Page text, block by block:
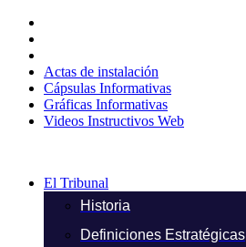
contenido
Actas de instalación
Cápsulas Informativas
Gráficas Informativas
Videos Instructivos Web
El Tribunal
Historia
Definiciones Estratégicas